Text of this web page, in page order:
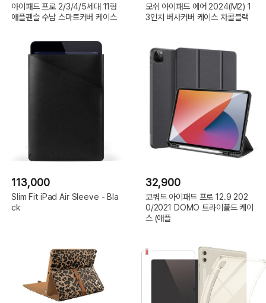
아이패드 프로 2/3/4/5세대 11형
애플펜슬 수납 스마트커버 케이스
모쉬 아이패드 에어 2024(M2) 1
3인치 버사커버 케이스 차콜블랙
113,000
Slim Fit iPad Air Sleeve - Bla
ck
32,900
코쿼드 아이패드 프로 12.9 202
0/2021 DOMO 트라이폴드 케이
스 (애플